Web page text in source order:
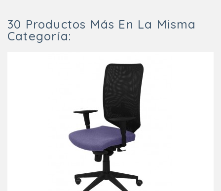
30 Productos Más En La Misma
Categoría: